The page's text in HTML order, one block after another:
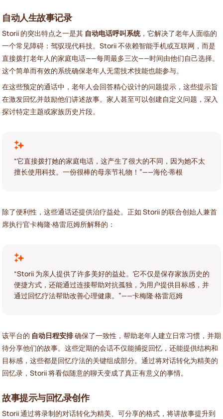
自动人生故事记录
Storii 的突出特点之一是其 自动电话呼叫系统，它解决了老年人面临的
一个常见障碍：驾驭现代科技。Storii 不依赖智能手机或互联网，而是
直接拨打老年人的家庭电话——每周最多三次——时间由他们自己选择。
这个简单而有效的系统确保老年人无需技术技能也能参与。
在这些预定的通话中，老年人会回答精心设计的问题提示，这些提示旨
在激发回忆并鼓励他们讲述故事。家人甚至可以创建自定义问题，深入
探讨特定主题或家族历史片段。
“它直接拨打她的家庭电话，这产生了很大的不同，因为她不太
擅长使用科技。一份很棒的母亲节礼物！”——海伦·蒂根
除了便利性，这些通话还提供治疗益处。正如 Storii 的联合创始人兼首
席执行官卡梅隆·格雷厄姆所解释的：
“Storii 为亲人提供了许多美好的益处。它不仅是保存家族历史的
便捷方式，还能通过连接帮助对抗孤独，为用户提供目标感，并
通过回忆疗法帮助改善心理健康。”——卡梅隆·格雷厄姆
该平台的 自动日程安排确保了一致性，帮助老年人建立日常习惯，并期
待分享他们的故事。这些定期的会话不仅能捕捉回忆，还能提供结构和
目标感，这些都是回忆疗法的关键组成部分。通过将对话转化为精美的
回忆录，Storii 将看似随意的聊天变成了真正有意义的事情。
故事提示与回忆录创作
Storii 通过将录制的对话转化为精美、可分享的格式，将讲故事提升到